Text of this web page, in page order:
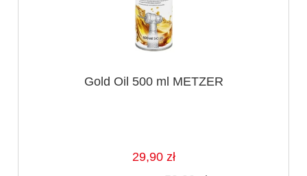
Gold Oil 500 ml METZER
29,90 zł